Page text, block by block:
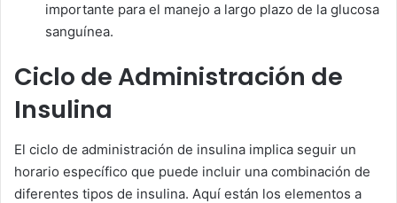
importante para el manejo a largo plazo de la glucosa
sanguínea.
Ciclo de Administración de
Insulina
El ciclo de administración de insulina implica seguir un
horario específico que puede incluir una combinación de
diferentes tipos de insulina. Aquí están los elementos a